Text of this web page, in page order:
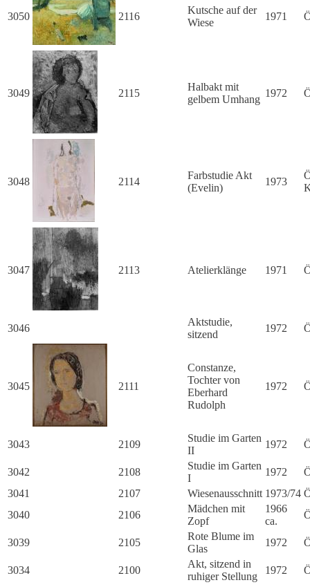
3050 2116
Kutsche auf der
Wiese
1971
3049 2115
Halbakt mit
gelbem Umhang
1972
3048 2114
Farbstudie Akt
(Evelin)
1973
3047 2113 Atelierklänge 1971
3046
Aktstudie,
sitzend
1972
3045 2111
Constanze,
Tochter von
Eberhard
Rudolph
1972
3043 2109
Studie im Garten
II
1972
3042 2108
Studie im Garten
I
1972
3041
2107 Wiesenausschnitt 1973/74
3040
2106
Mädchen mit
Zopf
1966
ca.
3039 2105
Rote Blume im
Glas
1972
3034 2100
Akt, sitzend in
ruhiger Stellung
1972